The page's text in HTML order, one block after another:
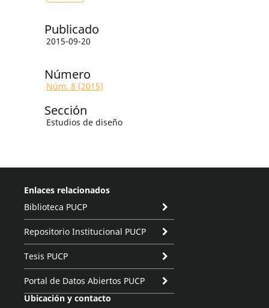
Publicado
2015-09-20
Número
Núm. 8 (2015)
Sección
Estudios de diseño
Enlaces relacionados
Biblioteca PUCP
Repositorio Institucional PUCP
Tesis PUCP
Portal de Datos Abiertos PUCP
Ubicación y contacto